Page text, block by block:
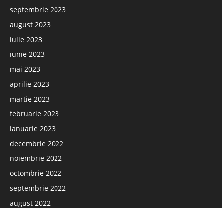
septembrie 2023
august 2023
iulie 2023
iunie 2023
mai 2023
aprilie 2023
martie 2023
februarie 2023
ianuarie 2023
decembrie 2022
noiembrie 2022
octombrie 2022
septembrie 2022
august 2022